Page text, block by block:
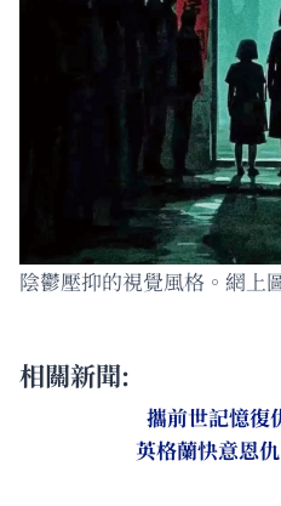
陰鬱壓抑的視覺風格。網上
相關新聞:
攜前世記憶復
英格蘭快意恩